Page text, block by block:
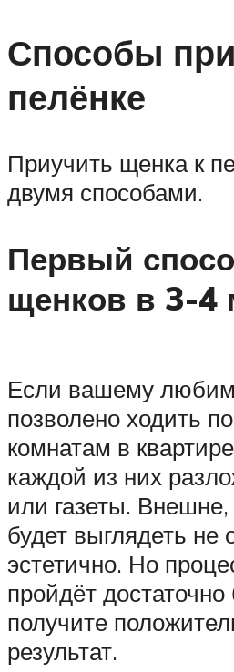
Способы
пелёнке
Приучить щенка к
двумя способами.
Первый
щенков в 3-4
Если вашему
позволено ходить
комнатам в
каждой из них
или газеты. Внешне,
будет выглядеть не
эстетично. Но
пройдёт
получите
результат.